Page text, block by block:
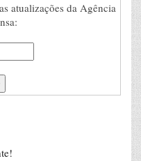
atualizações da Agência